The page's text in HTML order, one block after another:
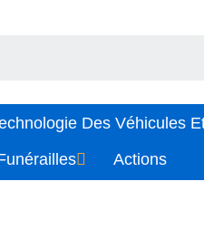
Des Véhicules
Actions